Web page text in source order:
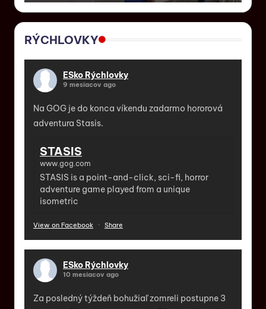
RÝCHLOVKY
ESko Rýchlovky
9 mesiacov ago
Na GOG je do konca víkendu zadarmo hororová
adventura Stasis.
STASIS
www.gog.com
STASIS is a point-and-click, sci-fi, horror
adventure game played from a unique
isometric
View on Facebook · Share
ESko Rýchlovky
10 mesiacov ago
Za posledný týždeň bohužiaľ zomreli postupne 3